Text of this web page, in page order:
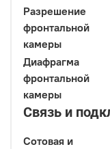
Разрешение
фронтальной
камеры
Диафрагма
фронтальной
камеры
Связь и
Сотовая и